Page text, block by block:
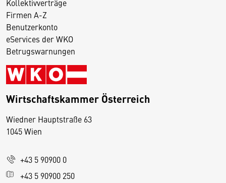
Kollektivverträge
Firmen A-Z
Benutzerkonto
eServices der WKO
Betrugswarnungen
Wirtschaftskammer Österreich
Wiedner Hauptstraße 63
1045 Wien
+43 5 90900 0
+43 5 90900 250
D
s
e